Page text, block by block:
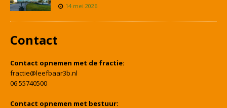
14 mei 2026
Contact
Contact opnemen met de fractie:
fractie@leefbaar3b.nl
06 55740500
Contact opnemen met bestuur: